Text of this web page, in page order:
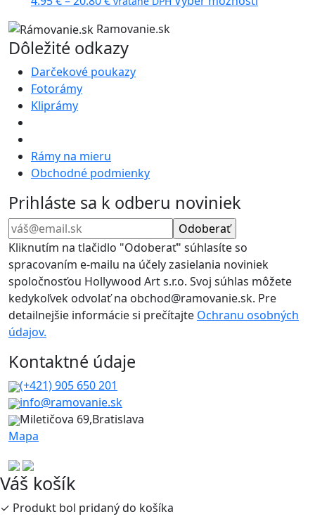
vybrať
20.80 €
variantov.
4.95 €
through
20.80 €
Ramovanie.sk
Dôležité odkazy
Darčekové poukazy
Fotorámy
Kliprámy
Rámy na mieru
Obchodné podmienky
Prihláste sa k odberu noviniek
Kliknutím na tlačidlo "Odoberať" súhlasíte so
spracovaním e-mailu na účely zasielania noviniek
spoločnosťou Hollywood Art s.r.o. Svoj súhlas môžete
kedykoľvek odvolať na obchod@ramovanie.sk. Pre
detailnejšie informácie si prečítajte Ochranu osobných
údajov.
Kontaktné údaje
(+421) 905 650 201
info@ramovanie.sk
Miletičova 69,Bratislava
Mapa
Váš košík
✓ Produkt bol pridaný do košíka